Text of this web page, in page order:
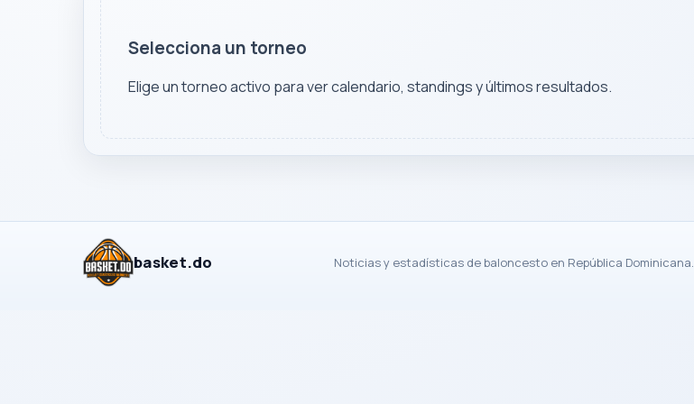
Selecciona un torneo
Elige un torneo activo para ver calendario, standings y últimos resultados.
basket.do Noticias y estadísticas de baloncesto en República Dominicana.